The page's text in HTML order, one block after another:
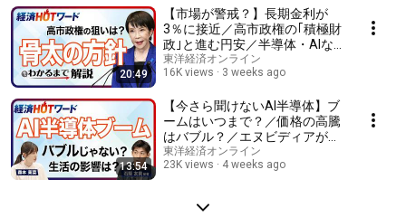
にも影響／日本の対応策は？
20:49
【市場が警戒？】長期金利が
3％に接近／高市政権の｢積極財
政｣と進む円安／半導体・AIな
ど17分野に巨額投資の是非／税
収の増加はインフレに依存？／
東洋経済オンライン
16K views
3 weeks ago
13:54
【今さら聞けないAI半導体】ブ
ームはいつまで？／価格の高騰
はバブル？／エヌビディアが作
る“頭脳”の半導体／キオクシア
が注目を浴びる理由／AIブーム
東洋経済オンライン
23K views
4 weeks ago